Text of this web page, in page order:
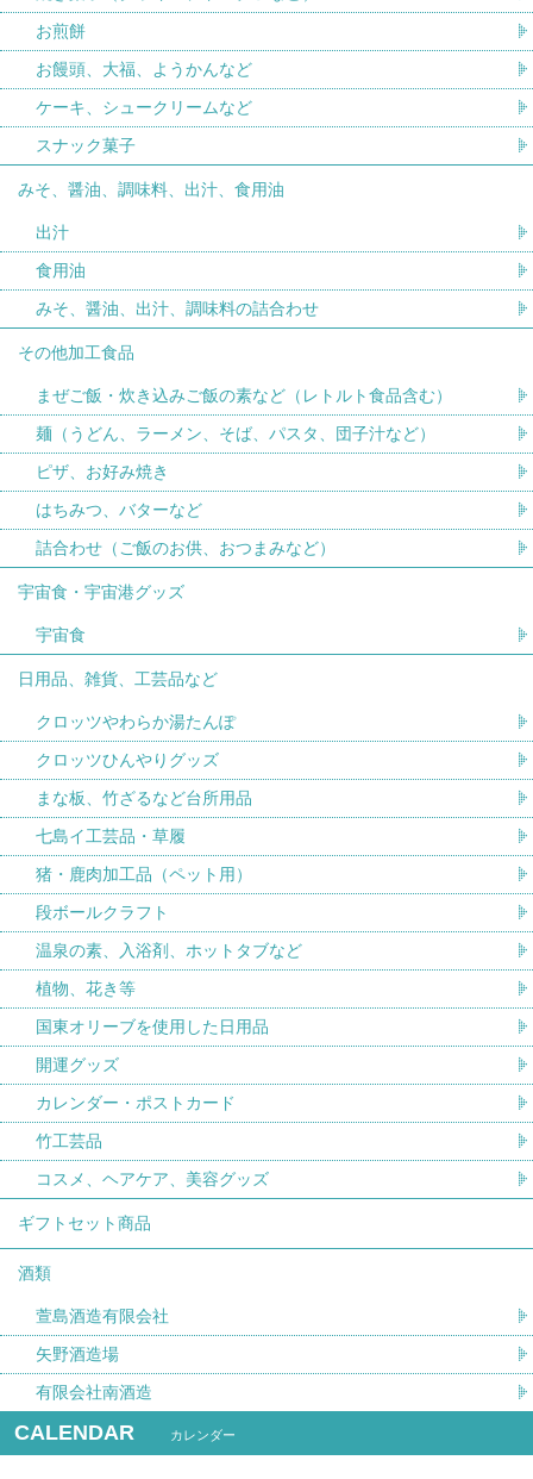
お煎餅
お饅頭、大福、ようかんなど
ケーキ、シュークリームなど
スナック菓子
みそ、醤油、調味料、出汁、食用油
出汁
食用油
みそ、醤油、出汁、調味料の詰合わせ
その他加工食品
まぜご飯・炊き込みご飯の素など（レトルト食品含む）
麺（うどん、ラーメン、そば、パスタ、団子汁など）
ピザ、お好み焼き
はちみつ、バターなど
詰合わせ（ご飯のお供、おつまみなど）
宇宙食・宇宙港グッズ
宇宙食
日用品、雑貨、工芸品など
クロッツやわらか湯たんぽ
クロッツひんやりグッズ
まな板、竹ざるなど台所用品
七島イ工芸品・草履
猪・鹿肉加工品（ペット用）
段ボールクラフト
温泉の素、入浴剤、ホットタブなど
植物、花き等
国東オリーブを使用した日用品
開運グッズ
カレンダー・ポストカード
竹工芸品
コスメ、ヘアケア、美容グッズ
ギフトセット商品
酒類
萱島酒造有限会社
矢野酒造場
有限会社南酒造
CALENDAR カレンダー